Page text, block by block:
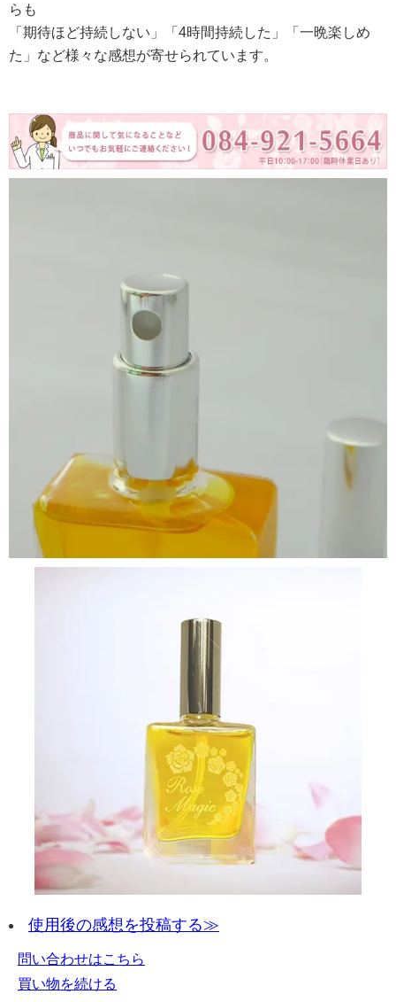
らも
「期待ほど持続しない」「4時間持続した」「一晩楽しめ
た」など様々な感想が寄せられています。
使用後の感想を投稿する≫
問い合わせはこちら
買い物を続ける